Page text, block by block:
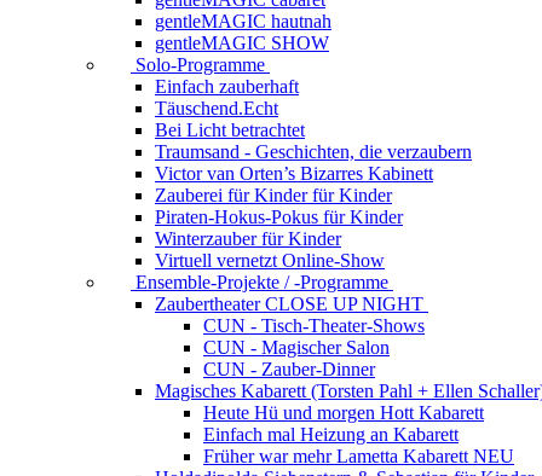
gentleMAGIC hautnah
gentleMAGIC SHOW
Solo-Programme
Einfach zauberhaft
Täuschend.Echt
Bei Licht betrachtet
Traumsand - Geschichten, die verzaubern
Victor van Orten’s Bizarres Kabinett
Zauberei für Kinder für Kinder
Piraten-Hokus-Pokus für Kinder
Winterzauber für Kinder
Virtuell vernetzt Online-Show
Ensemble-Projekte / -Programme
Zaubertheater CLOSE UP NIGHT
CUN - Tisch-Theater-Shows
CUN - Magischer Salon
CUN - Zauber-Dinner
Magisches Kabarett (Torsten Pahl + Ellen
Heute Hü und morgen Hott Kabarett
Einfach mal Heizung an Kabarett
Früher war mehr Lametta Kabarett NEU